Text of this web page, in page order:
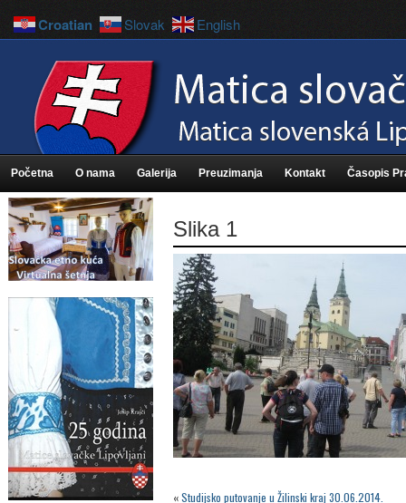
Početna O nama Galerija Preuzimanja Kontakt Časopis
Slika 1
«Studijsko putovanje u Žilinski kraj 30.06.2014.
Croatian Slovak English